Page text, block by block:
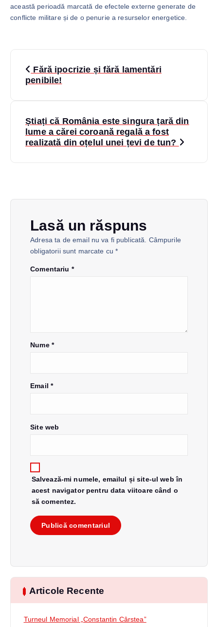
această perioadă marcată de efectele externe generate de
conflicte militare și de o penurie a resurselor energetice.
r
Fără ipocrizie și fără lamentări
penibile!
Știați că România este singura țară din
lume a cărei coroană regală a fost
realizată din oțelul unei țevi de tun?
Lasă un răspuns
Adresa ta de email nu va fi publicată.
Câmpurile
obligatorii sunt marcate cu*
Comentariu *
Nume *
Email *
Site web
Salvează-mi numele, emailul și site-ul web în
acest navigator pentru data viitoare când o
să comentez.
Articole Recente
Turneul Memorial „Constantin Cârstea”